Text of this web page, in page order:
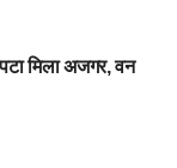
मिला अजगर, वन